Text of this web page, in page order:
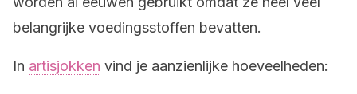
belangrijke voedingsstoffen bevatten.
In artisjokken vind je aanzienlijke hoeveelheden: